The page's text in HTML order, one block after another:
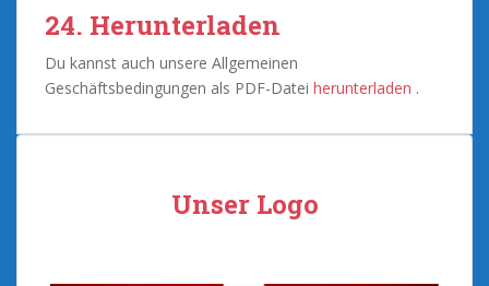
24. Herunterladen
Du kannst auch unsere Allgemeinen
Geschäftsbedingungen als PDF-Datei herunterladen .
Unser Logo